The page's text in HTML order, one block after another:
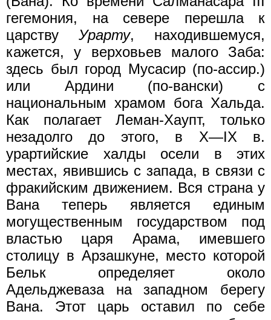
гегемония, на севере перешла к
царству Урарту, находившемуся,
кажется, у верховьев малого Заба:
здесь был город Мусасир (по-ассир.)
или Ардини (по-вански) с
национальным храмом бога Хальда.
Как полагает Леман-Хаупт, только
незадолго до этого, в X—IX в.
урартийские халды осели в этих
местах, явившись с запада, в связи с
фракийским движением. Вся страна у
Вана теперь является единым
могущественным государством под
властью царя Арама, имевшего
столицу в Арзашкуне, место которой
Бельк определяет около
Адельджеваза на западном берегу
Вана. Этот царь оставил по себе